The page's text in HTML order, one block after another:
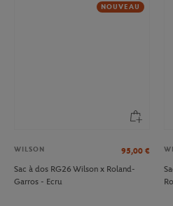
NOUVEAU
WILSON 95,00 €
Sac à dos RG26 Wilson x Roland-
Garros - Ecru